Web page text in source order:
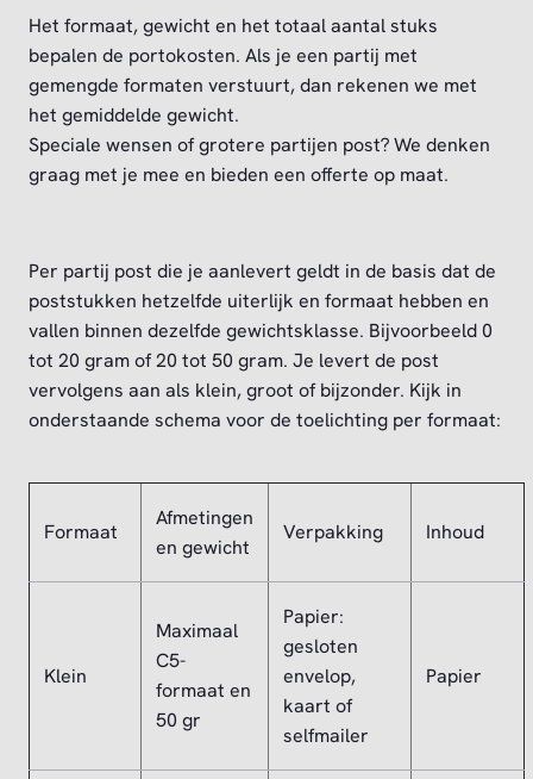
Het formaat, gewicht en het totaal aantal stuks
bepalen de portokosten. Als je een partij met
gemengde formaten verstuurt, dan rekenen we met
het gemiddelde gewicht.
Speciale wensen of grotere partijen post? We denken
graag met je mee en bieden een offerte op maat.
Per partij post die je aanlevert geldt in de basis dat de
poststukken hetzelfde uiterlijk en formaat hebben en
vallen binnen dezelfde gewichtsklasse. Bijvoorbeeld 0
tot 20 gram of 20 tot 50 gram. Je levert de post
vervolgens aan als klein, groot of bijzonder. Kijk in
onderstaande schema voor de toelichting per formaat:
Formaat
Afmetingen
en gewicht
Verpakking Inhoud
Klein
Maximaal
C5-
formaat en
50 gr
Papier:
gesloten
envelop,
kaart of
selfmailer
Papier